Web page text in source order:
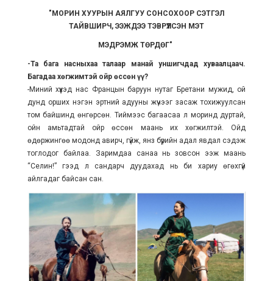
"МОРИН ХУУРЫН АЯЛГУУ СОНСОХООР СЭТГЭЛ
ТАЙВШИРЧ, ЭЭЖДЭЭ ТЭВРҮҮЛСЭН МЭТ
МЭДРЭМЖ ТӨРДӨГ"
-Та бага насныхаа талаар манай уншигчдад хуваалцаач.
Багадаа хөгжимтэй ойр өссөн үү?
-Миний хүүхэд нас Францын баруун нутаг Бретани мужид, ой
дунд орших нэгэн эртний адууны жүчээг засаж тохижуулсан
том байшинд өнгөрсөн. Тиймээс багаасаа л моринд дуртай,
ойн амьтадтай ойр өссөн маань их хөгжилтэй. Ойд
өдөржингөө модонд авирч, гүйж, янз бүрийн адал явдал сэдэж
тоглодог байлаа. Заримдаа санаа нь зовсон ээж маань
“Селин!” гээд л сандарч дуудахад нь би хариу өгөхгүй
айлгадаг байсан сан.